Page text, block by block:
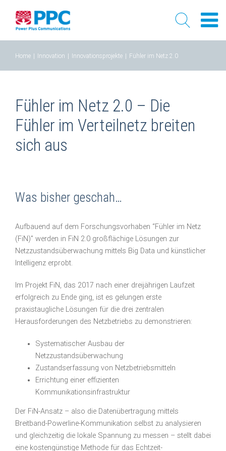
content
Home Innovation Innovationsprojekte Fühler im Netz 2.0
Fühler im Netz 2.0 – Die
Fühler im Verteilnetz breiten
sich aus
Was bisher geschah…
Aufbauend auf dem Forschungsvorhaben “Fühler im Netz
(FiN)” werden in FiN 2.0 großflächige Lösungen zur
Netzzustandsüberwachung mittels Big Data und künstlicher
Intelligenz erprobt.
Im Projekt FiN, das 2017 nach einer dreijährigen Laufzeit
erfolgreich zu Ende ging, ist es gelungen erste
praxistaugliche Lösungen für die drei zentralen
Herausforderungen des Netzbetriebs zu demonstrieren:
Systematischer Ausbau der
Netzzustandsüberwachung
Zustandserfassung von Netzbetriebsmitteln
Errichtung einer effizienten
Kommunikationsinfrastruktur
Der FiN-Ansatz – also die Datenübertragung mittels
Breitband-Powerline-Kommunikation selbst zu analysieren
und gleichzeitig die lokale Spannung zu messen – stellt dabei
eine kostengünstige Methode für das Echtzeit-